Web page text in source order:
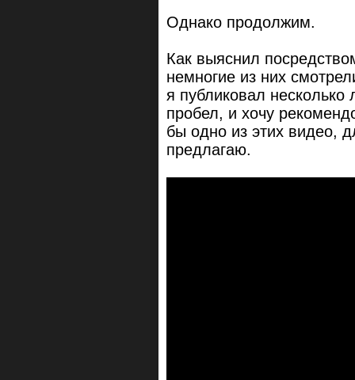
Однако продолжим.
Как выяснил
немногие из них
я публиковал
пробел, и хочу
бы одно из этих видео,
предлагаю.